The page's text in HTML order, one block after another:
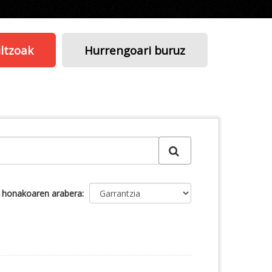
Hurrengoari buruz
arabera